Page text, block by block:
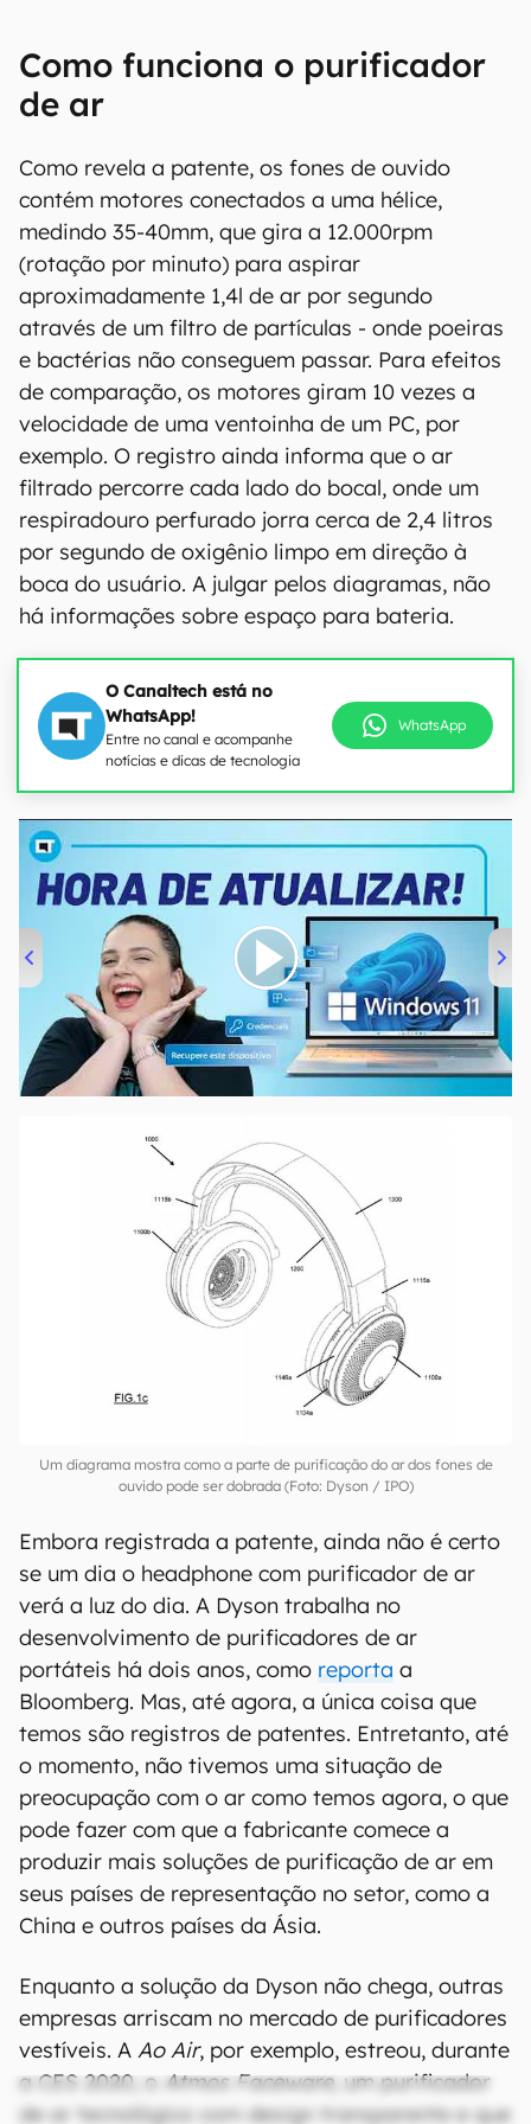
Como funciona o purificador
de ar
Como revela a patente, os fones de ouvido
contém motores conectados a uma hélice,
medindo 35-40mm, que gira a 12.000rpm
(rotação por minuto) para aspirar
aproximadamente 1,4l de ar por segundo
através de um filtro de partículas - onde poeiras
e bactérias não conseguem passar. Para efeitos
de comparação, os motores giram 10 vezes a
velocidade de uma ventoinha de um PC, por
exemplo. O registro ainda informa que o ar
filtrado percorre cada lado do bocal, onde um
respiradouro perfurado jorra cerca de 2,4 litros
por segundo de oxigênio limpo em direção à
boca do usuário. A julgar pelos diagramas, não
há informações sobre espaço para bateria.
O Canaltech está no
WhatsApp!
Entre no canal e acompanhe
notícias e dicas de tecnologia
WhatsApp
00:00 04:52
Um diagrama mostra como a parte de purificação do ar dos fones de
ouvido pode ser dobrada (Foto: Dyson / IPO)
Embora registrada a patente, ainda não é certo
se um dia o headphone com purificador de ar
verá a luz do dia. A Dyson trabalha no
desenvolvimento de purificadores de ar
portáteis há dois anos, como reporta a
Bloomberg. Mas, até agora, a única coisa que
temos são registros de patentes. Entretanto, até
o momento, não tivemos uma situação de
preocupação com o ar como temos agora, o que
pode fazer com que a fabricante comece a
produzir mais soluções de purificação de ar em
seus países de representação no setor, como a
China e outros países da Ásia.
Enquanto a solução da Dyson não chega, outras
empresas arriscam no mercado de purificadores
vestíveis. A Ao Air, por exemplo, estreou, durante
a CES 2020, o Atmos Faceware, um purificador
de ar tecnológico com design transparente e que